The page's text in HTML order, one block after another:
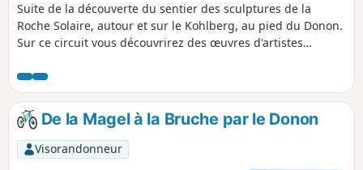
Suite de la découverte du sentier des sculptures de la
Roche Solaire, autour et sur le Kohlberg, au pied du Donon.
Sur ce circuit vous découvrirez des œuvres d'artistes
panorama sur la Vallée de la Bruche et la plaine d'Alsace. Il
est tout a fait possible d'enchainer les 2 boucles dans une
même journée, pour cela le point (7) de la 1re partie devient
le point (1) de ce nouveau circuit et il suffira de suivre les
nouvelles étapes.
De la Magel à la Bruche par le Donon
Visorandonneur